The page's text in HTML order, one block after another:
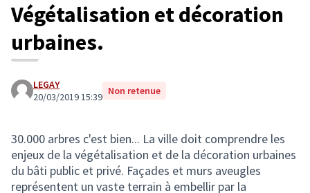
Végétalisation et décoration
urbaines.
LEGAY
20/03/2019 15:39 Non retenue
30.000 arbres c'est bien... La ville doit comprendre les
enjeux de la végétalisation et de la décoration urbaines
du bâti public et privé. Façades et murs aveugles
représentent un vaste terrain à embellir par la